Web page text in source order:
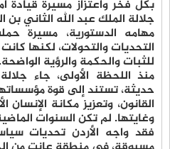
بكل فخر واعتزاز مسيرة قيادة
جلالة الملك عبد الله الثاني بن
مهامه الدستورية، مسيرة
التحديات والتحولات، لكنها كانت
للثبات والحكمة والرؤية الواضحة.
منذ اللحظة الأولى، جاء
حديثة، تستند إلى قوة
القانون، وتعزيز مكانة الإنسان
وغايتها. لم تكن السنوات
فقد واجه الأردن تحديات